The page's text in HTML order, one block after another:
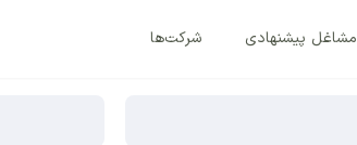
مشاغل پیشنهادی شرکت‌ها